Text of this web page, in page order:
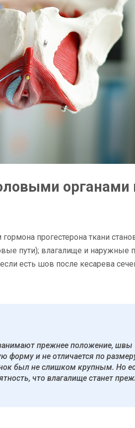
органами
прогестерона ткани
пути); влагалище и наружные
есть шов после кесарева
прежнее положение, швы
форму и не отличается по
был не слишком крупным. Но
что влагалище станет